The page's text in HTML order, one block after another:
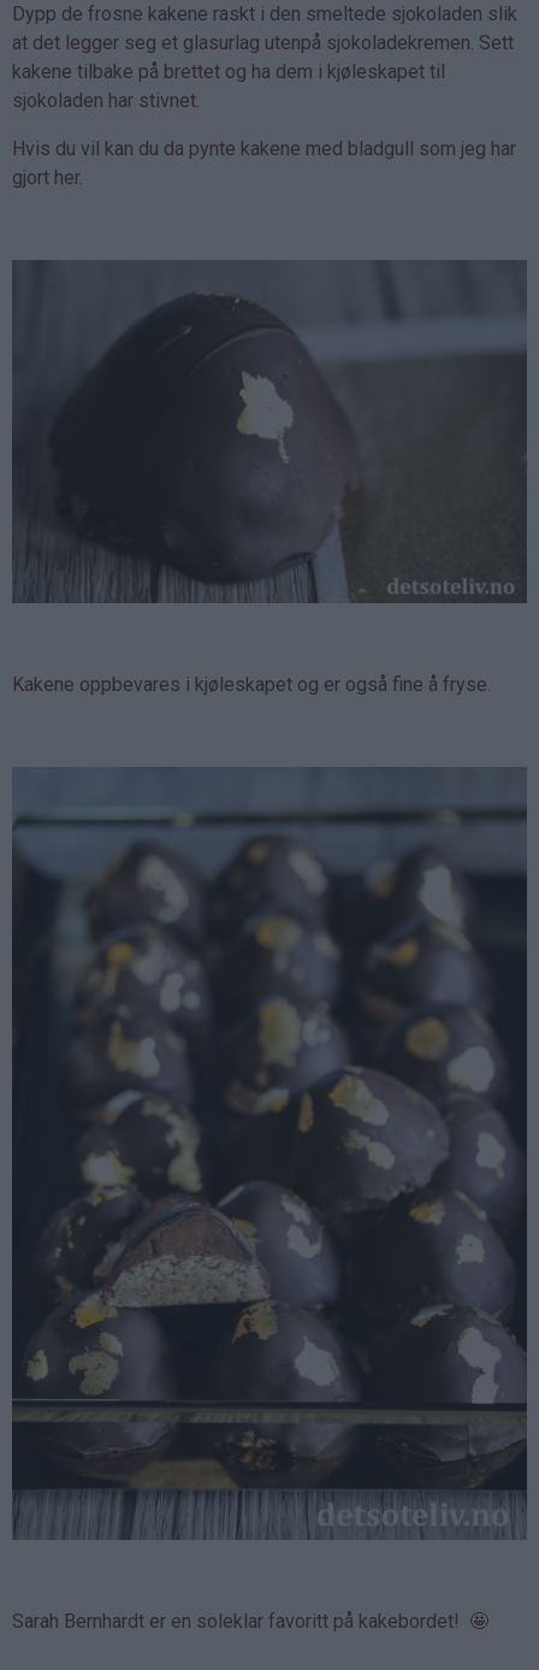
Dypp de frosne kakene raskt i den smeltede sjokoladen slik
at det legger seg et glasurlag utenpå sjokoladekremen. Sett
kakene tilbake på brettet og ha dem i kjøleskapet til
sjokoladen har stivnet.
Hvis du vil kan du da pynte kakene med bladgull som jeg har
gjort her.
Kakene oppbevares i kjøleskapet og er også fine å fryse.
Sarah Bernhardt er en soleklar favoritt på kakebordet! 🤩